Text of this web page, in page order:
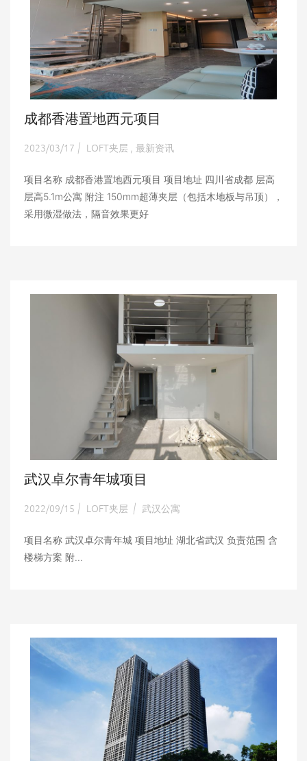
成都香港置地西元项目
2023/03/17 | LOFT夹层 最新资讯
项目名称 成都香港置地西元项目 项目地址 四川省成都 层高
层高5.1m公寓 附注 150mm超薄夹层（包括木地板与吊顶），
采用微湿做法，隔音效果更好
武汉卓尔青年城项目
2022/09/15 | LOFT夹层 | 武汉公寓
项目名称 武汉卓尔青年城 项目地址 湖北省武汉 负责范围 含
楼梯方案 附...